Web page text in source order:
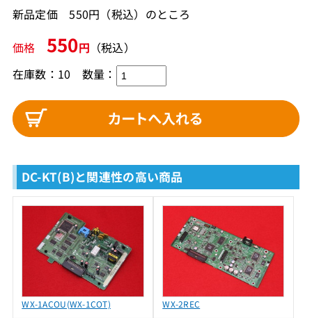
新品定価 550円（税込）のところ
価格 550円 （税込）
在庫数：10 数量：
DC-KT(B)と関連性の高い商品
WX-1ACOU(WX-1COT) WX-2REC